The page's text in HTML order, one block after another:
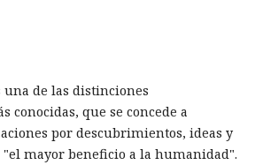
una de las distinciones
conocidas, que se concede a
por descubrimientos, ideas y
"el mayor beneficio a la humanidad".